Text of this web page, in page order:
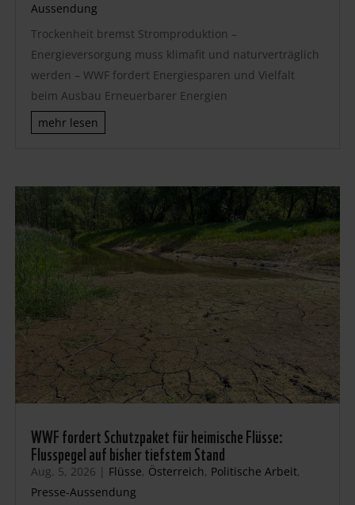
Aussendung
Trockenheit bremst Stromproduktion –
Energieversorgung muss klimafit und naturverträglich
werden – WWF fordert Energiesparen und Vielfalt
beim Ausbau Erneuerbarer Energien
mehr lesen
WWF fordert Schutzpaket für heimische Flüsse:
Flusspegel auf bisher tiefstem Stand
Aug. 5, 2026 | Flüsse, Österreich, Politische Arbeit,
Presse-Aussendung